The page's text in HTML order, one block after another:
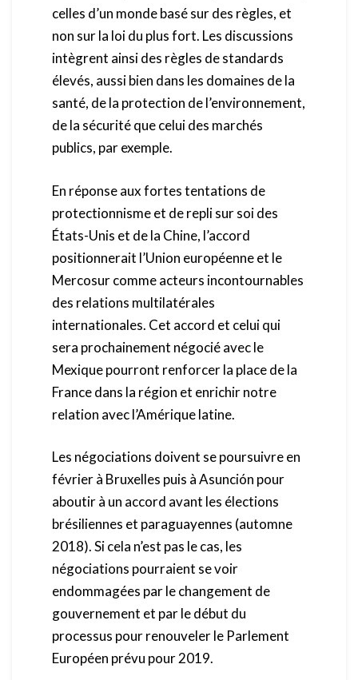
celles d’un monde basé sur des règles, et
non sur la loi du plus fort. Les discussions
intègrent ainsi des règles de standards
élevés, aussi bien dans les domaines de la
santé, de la protection de l’environnement,
de la sécurité que celui des marchés
publics, par exemple.
En réponse aux fortes tentations de
protectionnisme et de repli sur soi des
États-Unis et de la Chine, l’accord
positionnerait l’Union européenne et le
Mercosur comme acteurs incontournables
des relations multilatérales
internationales. Cet accord et celui qui
sera prochainement négocié avec le
Mexique pourront renforcer la place de la
France dans la région et enrichir notre
relation avec l’Amérique latine.
Les négociations doivent se poursuivre en
février à Bruxelles puis à Asunción pour
aboutir à un accord avant les élections
brésiliennes et paraguayennes (automne
2018). Si cela n’est pas le cas, les
négociations pourraient se voir
endommagées par le changement de
gouvernement et par le début du
processus pour renouveler le Parlement
Européen prévu pour 2019.